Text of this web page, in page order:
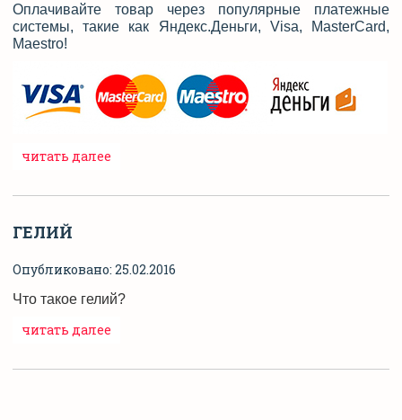
Оплачивайте товар через популярные платежные
системы, такие как Яндекс.Деньги, Visa, MasterCard,
Maestro!
читать далее
ГЕЛИЙ
Опубликовано: 25.02.2016
Что такое гелий?
читать далее